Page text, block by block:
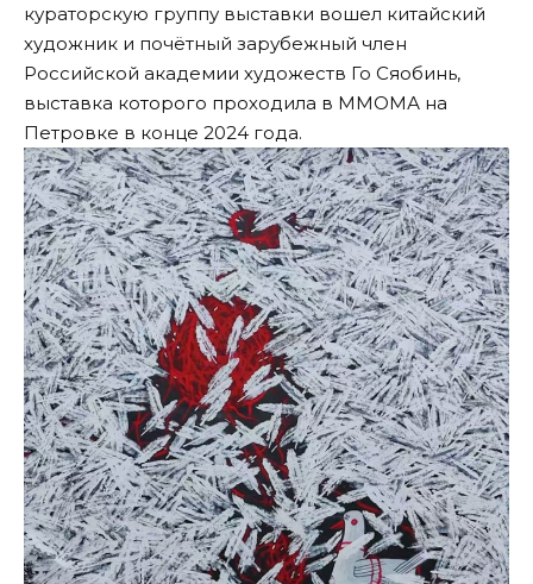
кураторскую группу выставки вошел китайский
художник и почётный зарубежный член
Российской академии художеств Го Сяобинь,
выставка которого проходила в ММОМА на
Петровке в конце 2024 года.